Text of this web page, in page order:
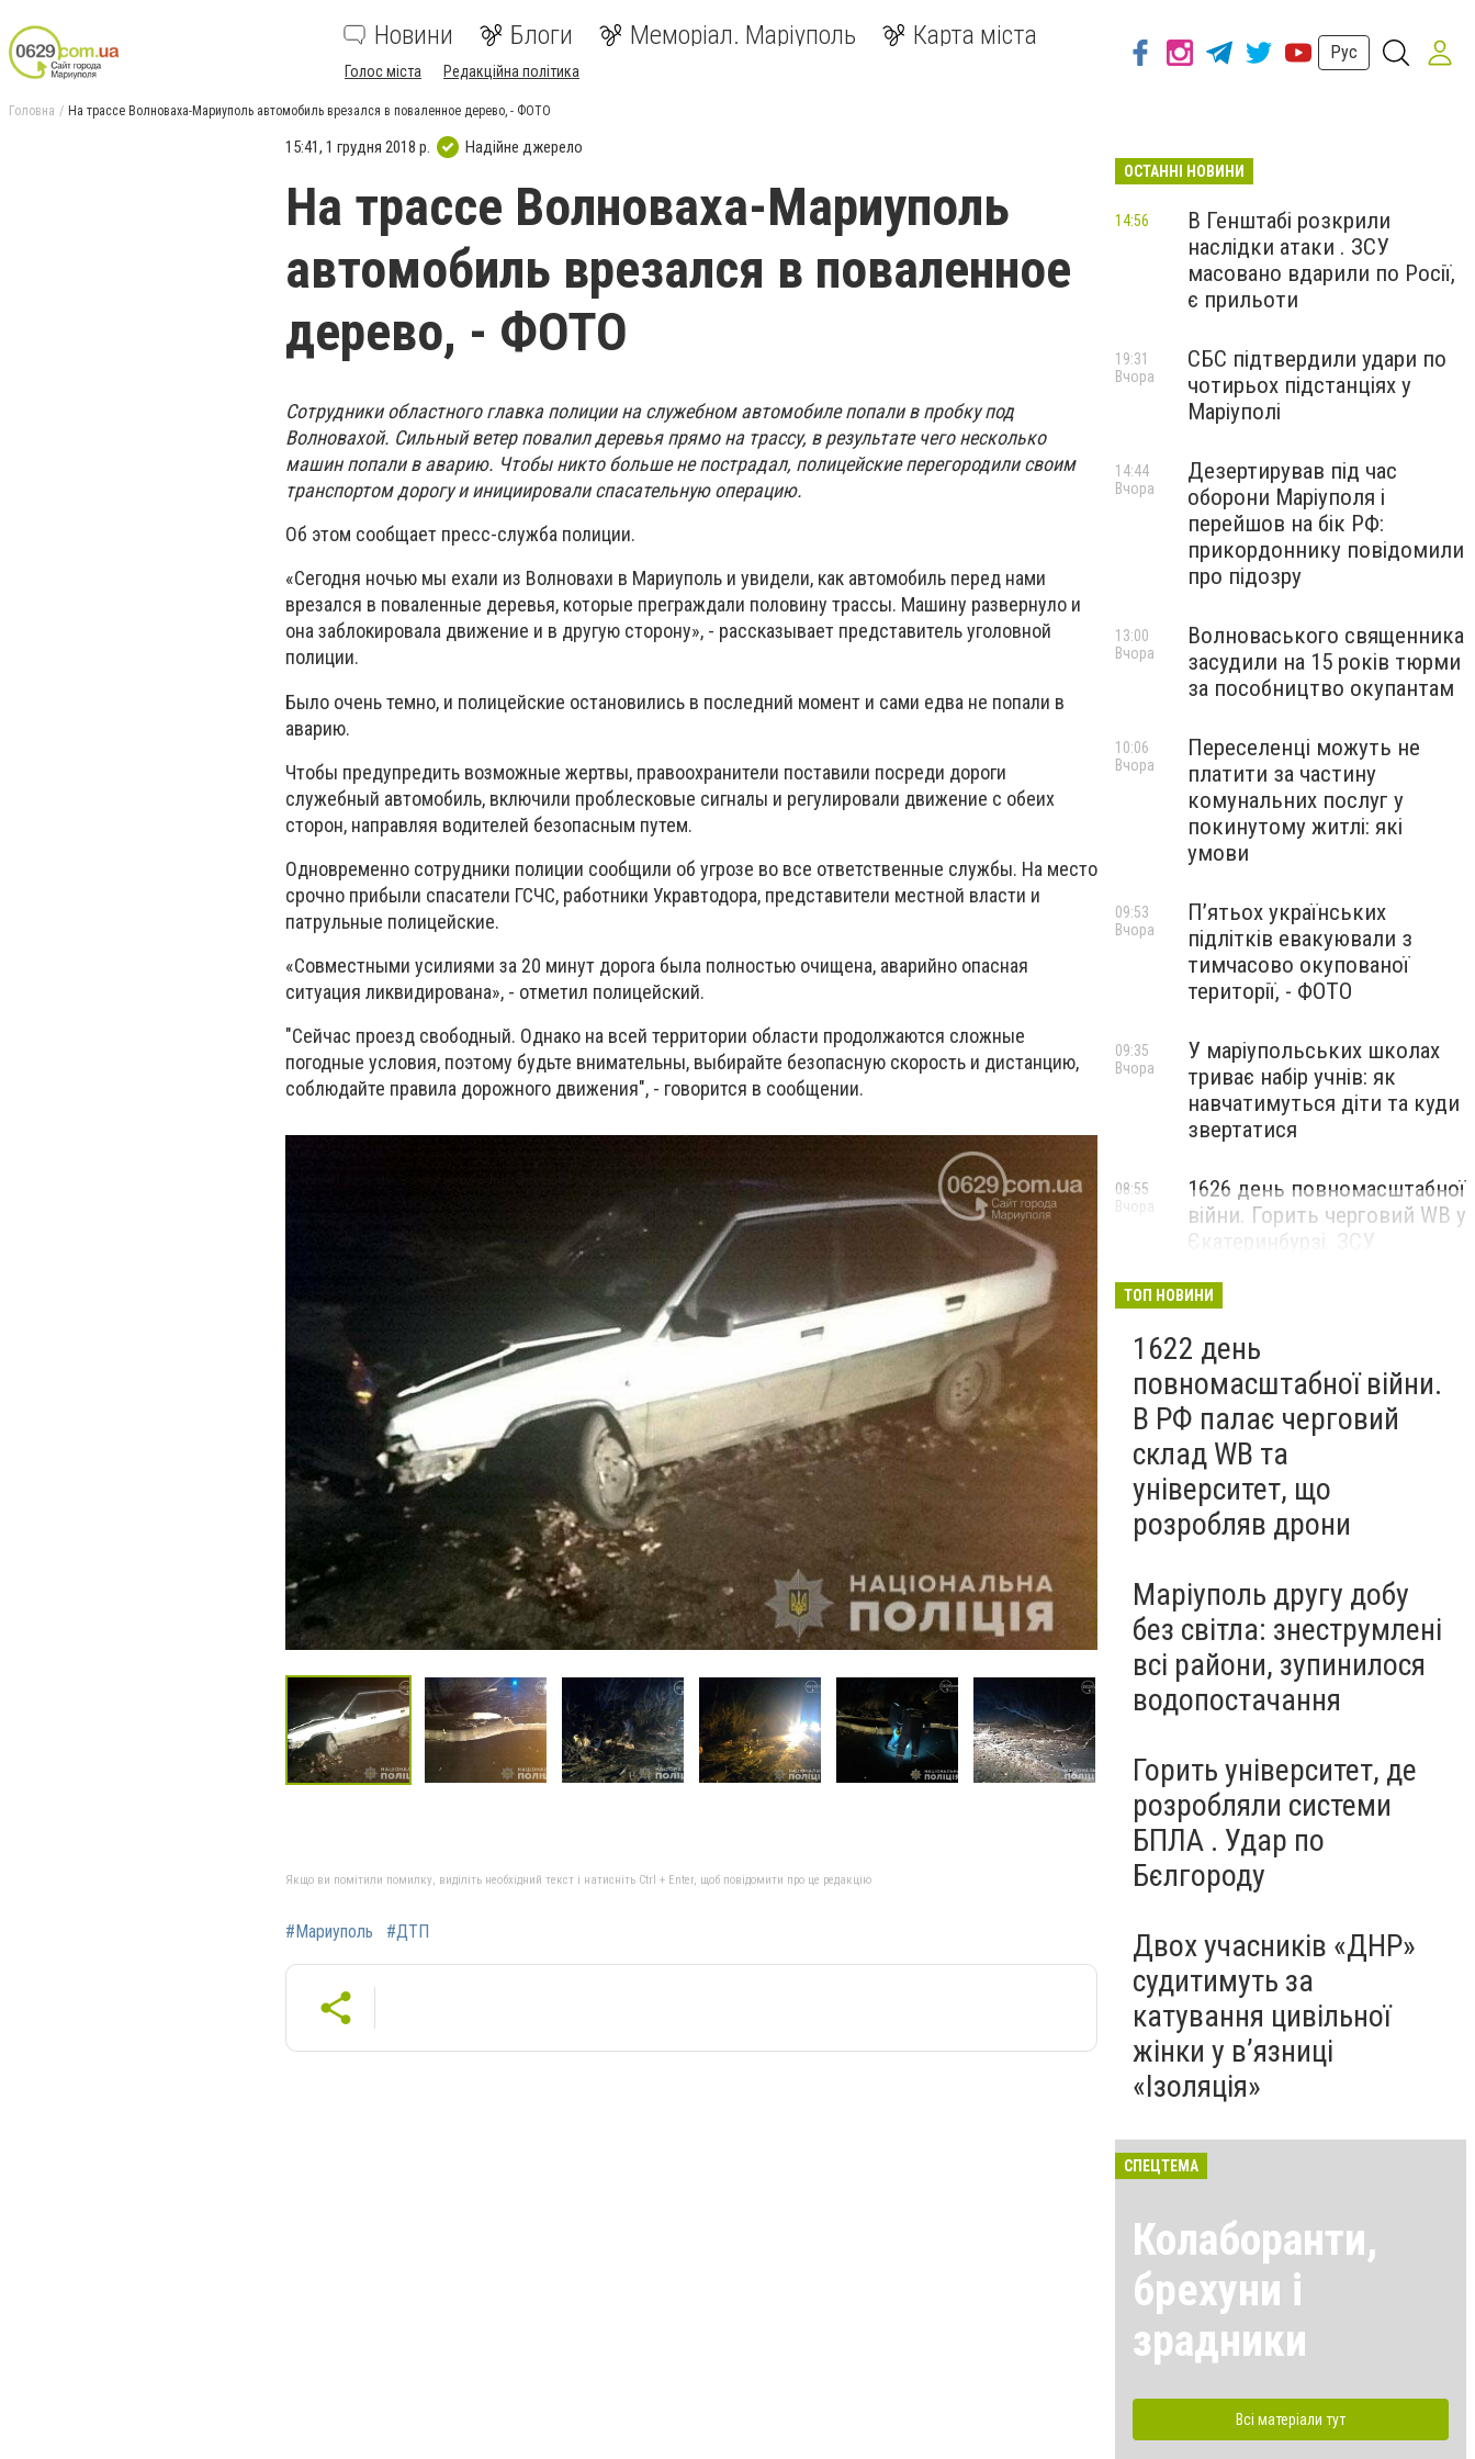
Новини Блоги Меморіал. Маріуполь Карта міста
Голос міста Редакційна політика
Рус
Головна На трассе Волноваха-Мариуполь автомобиль врезался в поваленное дерево, - ФОТО
15:41, 1 грудня 2018 р. Надійне джерело
На трассе Волноваха-Мариуполь
автомобиль врезался в поваленное
дерево, - ФОТО
Сотрудники областного главка полиции на служебном автомобиле попали в пробку под
Волновахой. Сильный ветер повалил деревья прямо на трассу, в результате чего несколько
машин попали в аварию. Чтобы никто больше не пострадал, полицейские перегородили своим
транспортом дорогу и инициировали спасательную операцию.
Об этом сообщает пресс-служба полиции.
«Сегодня ночью мы ехали из Волновахи в Мариуполь и увидели, как автомобиль перед нами
врезался в поваленные деревья, которые преграждали половину трассы. Машину развернуло и
она заблокировала движение и в другую сторону», - рассказывает представитель уголовной
полиции.
Было очень темно, и полицейские остановились в последний момент и сами едва не попали в
аварию.
Чтобы предупредить возможные жертвы, правоохранители поставили посреди дороги
служебный автомобиль, включили проблесковые сигналы и регулировали движение с обеих
сторон, направляя водителей безопасным путем.
Одновременно сотрудники полиции сообщили об угрозе во все ответственные службы. На место
срочно прибыли спасатели ГСЧС, работники Укравтодора, представители местной власти и
патрульные полицейские.
«Совместными усилиями за 20 минут дорога была полностью очищена, аварийно опасная
ситуация ликвидирована», - отметил полицейский.
"Сейчас проезд свободный. Однако на всей территории области продолжаются сложные
погодные условия, поэтому будьте внимательны, выбирайте безопасную скорость и дистанцию,
соблюдайте правила дорожного движения", - говорится в сообщении.
Якщо ви помітили помилку, виділіть необхідний текст і натисніть Ctrl + Enter, щоб повідомити про це редакцію
#Мариуполь #ДТП
ОСТАННІ НОВИНИ
В Генштабі розкрили
наслідки атаки . ЗСУ
масовано вдарили по Росії,
є прильоти
14:56
СБС підтвердили удари по
чотирьох підстанціях у
Маріуполі
19:31
Вчора
Дезертирував під час
оборони Маріуполя і
перейшов на бік РФ:
прикордоннику повідомили
про підозру
14:44
Вчора
Волноваського священника
засудили на 15 років тюрми
за пособництво окупантам
13:00
Вчора
Переселенці можуть не
платити за частину
комунальних послуг у
покинутому житлі: які
умови
10:06
Вчора
П’ятьох українських
підлітків евакуювали з
тимчасово окупованої
території, - ФОТО
09:53
Вчора
У маріупольських школах
триває набір учнів: як
навчатимуться діти та куди
звертатися
09:35
Вчора
1626 день повномасштабної
війни. Горить черговий WB у
Єкатеринбурзі. ЗСУ
Маріуполі
08:55
Вчора
ТОП НОВИНИ
1622 день
повномасштабної війни.
В РФ палає черговий
склад WB та
університет, що
розробляв дрони
Маріуполь другу добу
без світла: знеструмлені
всі райони, зупинилося
водопостачання
Горить університет, де
розробляли системи
БПЛА . Удар по
Бєлгороду
Двох учасників «ДНР»
судитимуть за
катування цивільної
жінки у в’язниці
«Ізоляція»
СПЕЦТЕМА
Колаборанти,
брехуни і
зрадники
Всі матеріали тут